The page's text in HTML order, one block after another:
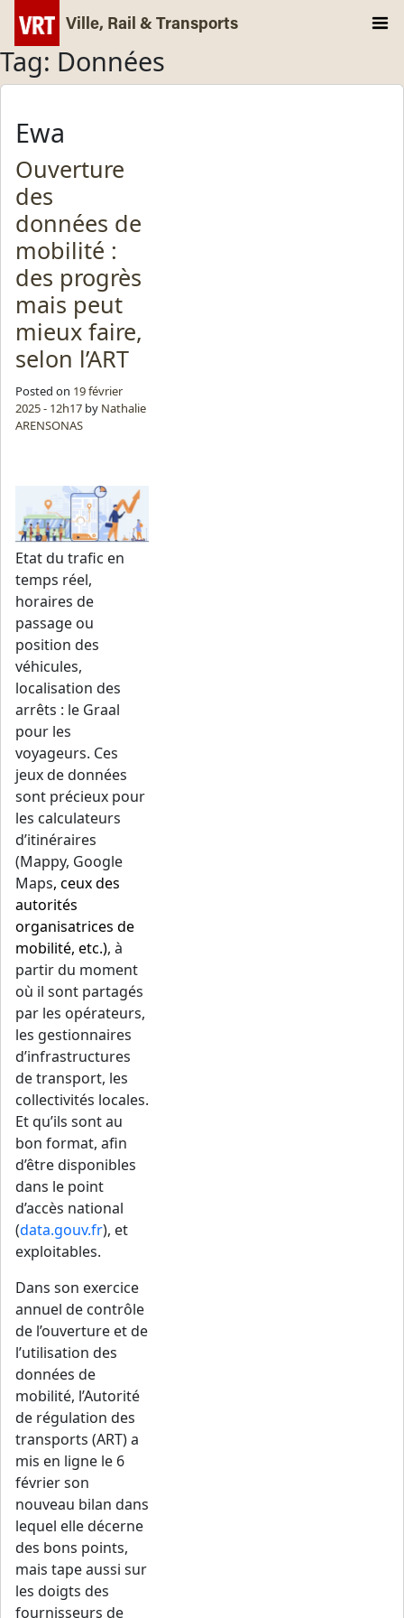
Ville, Rail & Transports
Tag: Données
Ewa
Ouverture
des
données de
mobilité :
des progrès
mais peut
mieux faire,
selon l’ART
Posted on 19 février
2025 - 12h17 by Nathalie
ARENSONAS
Etat du trafic en
temps réel,
horaires de
passage ou
position des
véhicules,
localisation des
arrêts : le Graal
pour les
voyageurs. Ces
jeux de données
sont précieux pour
les calculateurs
d’itinéraires
(Mappy, Google
Maps, ceux des
autorités
organisatrices de
mobilité, etc.), à
partir du moment
où il sont partagés
par les opérateurs,
les gestionnaires
d’infrastructures
de transport, les
collectivités locales.
Et qu’ils sont au
bon format, afin
d’être disponibles
dans le point
d’accès national
(data.gouv.fr), et
exploitables.
Dans son exercice
annuel de contrôle
de l’ouverture et de
l’utilisation des
données de
mobilité, l’Autorité
de régulation des
transports (ART) a
mis en ligne le 6
février son
nouveau bilan dans
lequel elle décerne
des bons points,
mais tape aussi sur
les doigts des
fournisseurs de